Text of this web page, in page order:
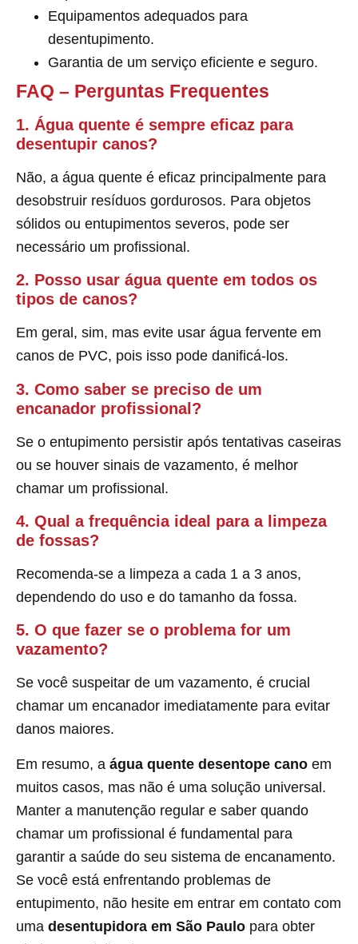
Equipamentos adequados para
desentupimento.
Garantia de um serviço eficiente e seguro.
FAQ – Perguntas Frequentes
1. Água quente é sempre eficaz para
desentupir canos?
Não, a água quente é eficaz principalmente para
desobstruir resíduos gordurosos. Para objetos
sólidos ou entupimentos severos, pode ser
necessário um profissional.
2. Posso usar água quente em todos os
tipos de canos?
Em geral, sim, mas evite usar água fervente em
canos de PVC, pois isso pode danificá-los.
3. Como saber se preciso de um
encanador profissional?
Se o entupimento persistir após tentativas caseiras
ou se houver sinais de vazamento, é melhor
chamar um profissional.
4. Qual a frequência ideal para a limpeza
de fossas?
Recomenda-se a limpeza a cada 1 a 3 anos,
dependendo do uso e do tamanho da fossa.
5. O que fazer se o problema for um
vazamento?
Se você suspeitar de um vazamento, é crucial
chamar um encanador imediatamente para evitar
danos maiores.
Em resumo, a água quente desentope cano em
muitos casos, mas não é uma solução universal.
Manter a manutenção regular e saber quando
chamar um profissional é fundamental para
garantir a saúde do seu sistema de encanamento.
Se você está enfrentando problemas de
entupimento, não hesite em entrar em contato com
uma desentupidora em São Paulo para obter